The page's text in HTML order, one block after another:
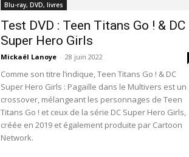
Blu-ray, DVD, livres
Test DVD : Teen Titans Go ! & DC
Super Hero Girls
Mickaël Lanoye - 28 juin 2022
Comme son titre l’indique, Teen Titans Go ! & DC
Super Hero Girls : Pagaille dans le Multivers est un
crossover, mélangeant les personnages de Teen
Titans Go ! et ceux de la série DC Super Hero Girls,
créée en 2019 et également produite par Cartoon
Network.